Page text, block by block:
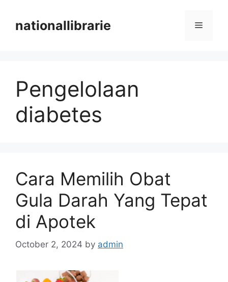
contentnationallibrarie Menu
Pengelolaan
diabetes
Cara Memilih Obat
Gula Darah Yang Tepat
di Apotek
October 2, 2024 by admin